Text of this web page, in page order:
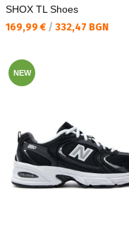
SHOX TL Shoes
Текуща цена:
169,99 € / 332,47 BGN
NEW